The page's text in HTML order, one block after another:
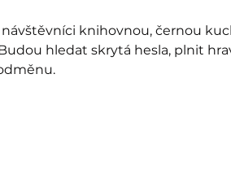
knihovnou, černou
hledat skrytá hesla, plnit